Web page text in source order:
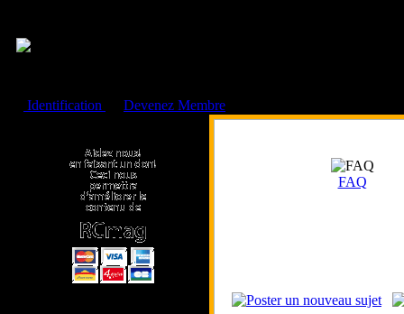
Identification
Devenez Membre
FAQ